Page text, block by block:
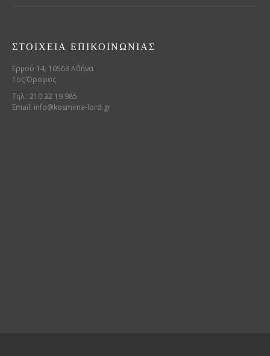
ΣΤΟΙΧΕΊΑ ΕΠΙΚΟΙΝΩΝΊΑΣ
Ερμού 14, 10563 Αθήνα
1ος Όροφος
Τηλ.: 210 32 19 985
Email: info@kosmima-lord.gr